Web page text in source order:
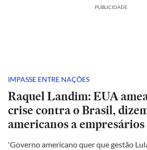
PUBLICIDADE
IMPASSE ENTRE NAÇÕES
Raquel Landim: EUA
crise contra o Brasil,
americanos a empresários
'Governo americano quer que gestão